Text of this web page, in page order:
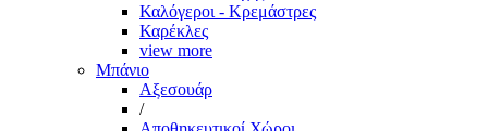
Καλόγεροι - Κρεμάστρες
Καρέκλες
view more
Μπάνιο
Αξεσουάρ
/